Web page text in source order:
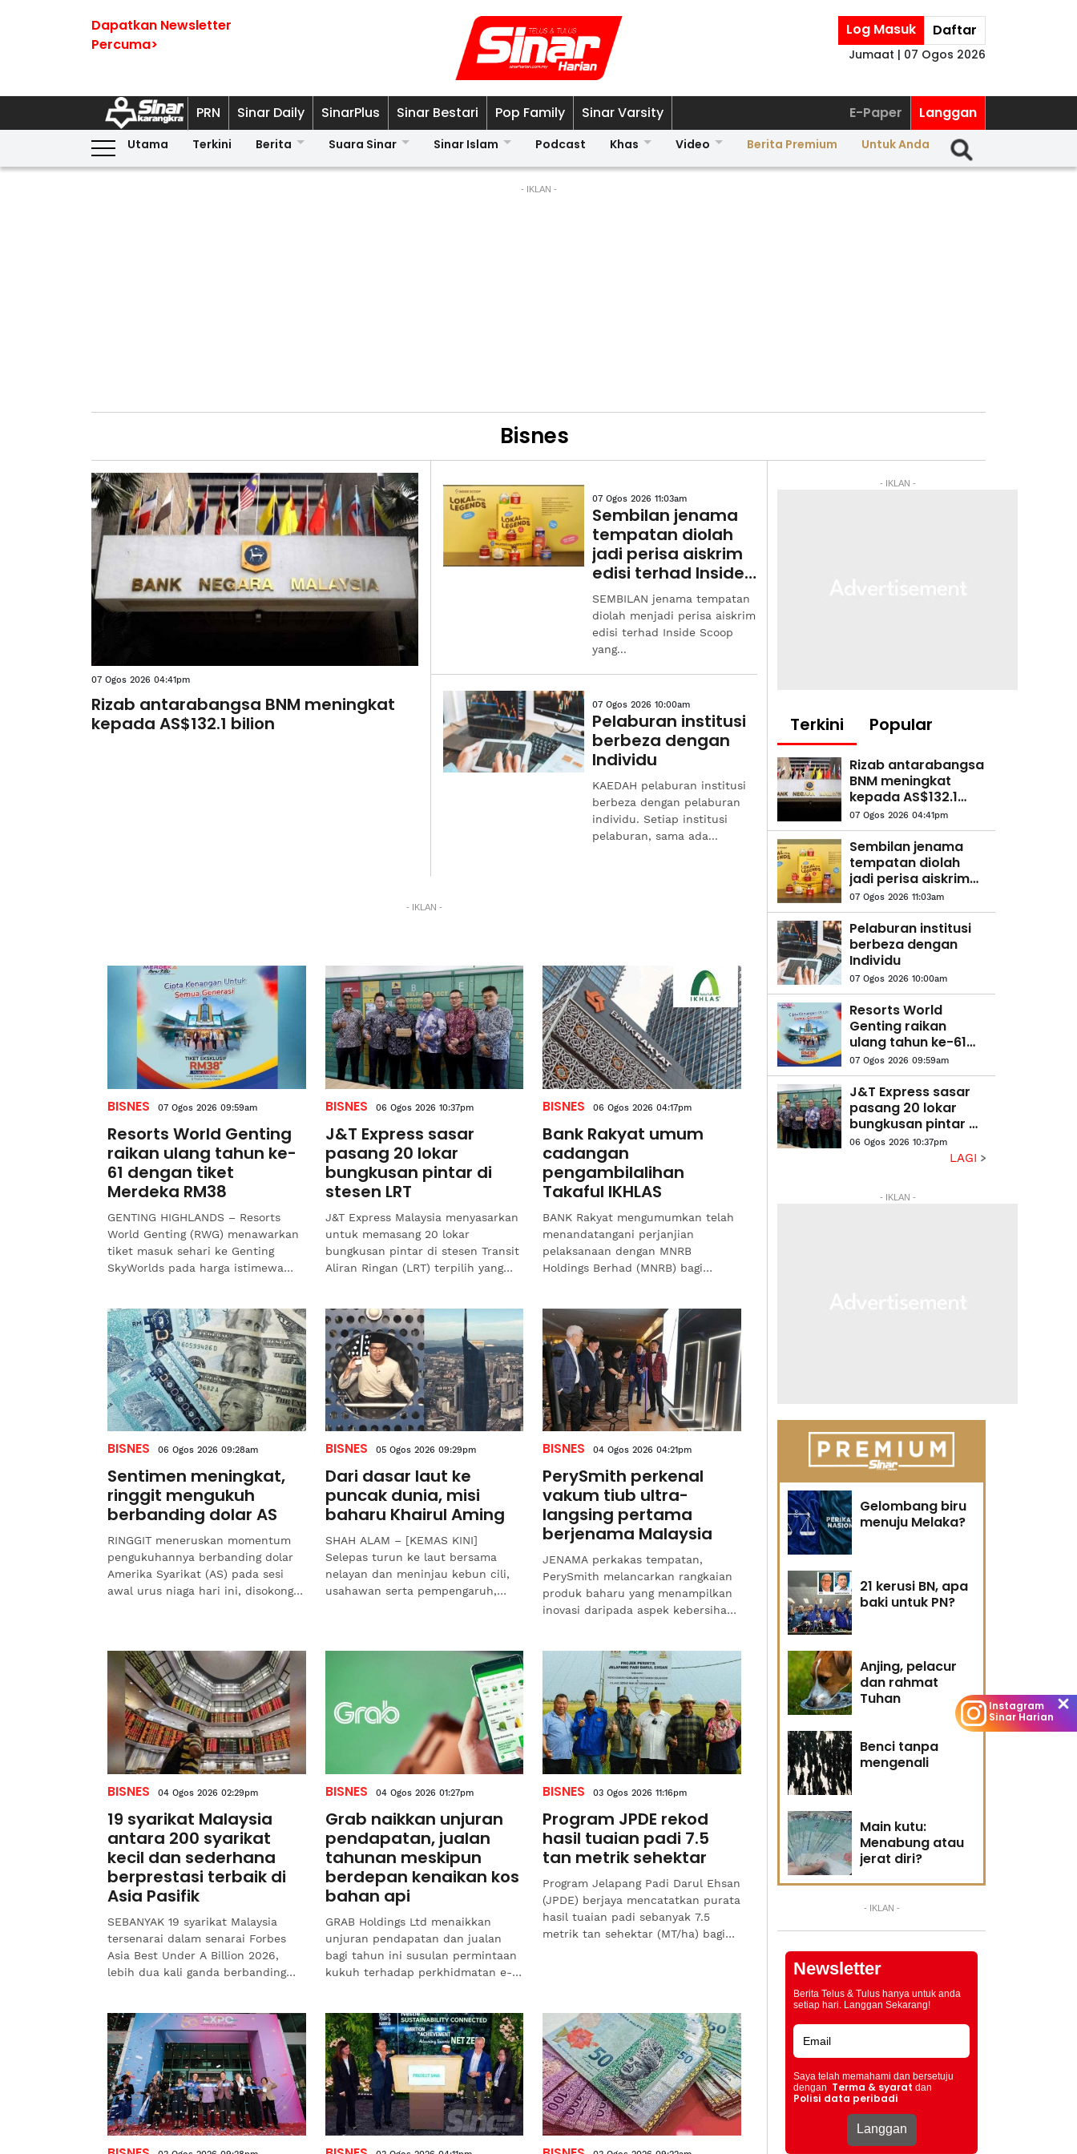
Dapatkan Newsletter
Percuma>
Log Masuk Daftar
Jumaat | 07 Ogos 2026
PRN Sinar Daily SinarPlus Sinar Bestari Pop Family Sinar Varsity E-Paper Langgan
Utama Terkini Berita Suara Sinar Sinar Islam Podcast Khas Video Berita Premium Untuk Anda
- IKLAN -
Bisnes
07 Ogos 2026 04:41pm
Rizab antarabangsa BNM meningkat
kepada AS$132.1 bilion
07 Ogos 2026 11:03am
Sembilan jenama
tempatan diolah
jadi perisa aiskrim
edisi terhad Inside
Scoop
SEMBILAN jenama tempatan
diolah menjadi perisa aiskrim
edisi terhad Inside Scoop
yang...
07 Ogos 2026 10:00am
Pelaburan institusi
berbeza dengan
Individu
KAEDAH pelaburan institusi
berbeza dengan pelaburan
individu. Setiap institusi
pelaburan, sama ada...
- IKLAN -
BISNES 07 Ogos 2026 09:59am
Resorts World Genting
raikan ulang tahun ke-
61 dengan tiket
Merdeka RM38
GENTING HIGHLANDS – Resorts
World Genting (RWG) menawarkan
tiket masuk sehari ke Genting
SkyWorlds pada harga istimewa
BISNES 06 Ogos 2026 10:37pm
J&T Express sasar
pasang 20 lokar
bungkusan pintar di
stesen LRT
J&T Express Malaysia menyasarkan
untuk memasang 20 lokar
bungkusan pintar di stesen Transit
Aliran Ringan (LRT) terpilih yang
BISNES 06 Ogos 2026 04:17pm
Bank Rakyat umum
cadangan
pengambilalihan
Takaful IKHLAS
BANK Rakyat mengumumkan telah
menandatangani perjanjian
pelaksanaan dengan MNRB
Holdings Berhad (MNRB) bagi
iaitu...
BISNES 06 Ogos 2026 09:28am
Sentimen meningkat,
ringgit mengukuh
berbanding dolar AS
RINGGIT meneruskan momentum
pengukuhannya berbanding dolar
Amerika Syarikat (AS) pada sesi
awal urus niaga hari ini, disokong
BISNES 05 Ogos 2026 09:29pm
Dari dasar laut ke
puncak dunia, misi
baharu Khairul Aming
SHAH ALAM – [KEMAS KINI]
Selepas turun ke laut bersama
nelayan dan meninjau kebun cili,
usahawan serta pempengaruh,
BISNES 04 Ogos 2026 04:21pm
PerySmith perkenal
vakum tiub ultra-
langsing pertama
berjenama Malaysia
JENAMA perkakas tempatan,
PerySmith melancarkan rangkaian
produk baharu yang menampilkan
inovasi daripada aspek kebersihan
BISNES 04 Ogos 2026 02:29pm
19 syarikat Malaysia
antara 200 syarikat
kecil dan sederhana
berprestasi terbaik di
Asia Pasifik
SEBANYAK 19 syarikat Malaysia
tersenarai dalam senarai Forbes
Asia Best Under A Billion 2026,
lebih dua kali ganda berbanding
BISNES 04 Ogos 2026 01:27pm
Grab naikkan unjuran
pendapatan, jualan
tahunan meskipun
berdepan kenaikan kos
bahan api
GRAB Holdings Ltd menaikkan
unjuran pendapatan dan jualan
bagi tahun ini susulan permintaan
kukuh terhadap perkhidmatan e-
BISNES 03 Ogos 2026 11:16pm
Program JPDE rekod
hasil tuaian padi 7.5
tan metrik sehektar
Program Jelapang Padi Darul Ehsan
(JPDE) berjaya mencatatkan purata
hasil tuaian padi sebanyak 7.5
metrik tan sehektar (MT/ha) bagi
- IKLAN -
Terkini Popular
Rizab antarabangsa
BNM meningkat
kepada AS$132.1
bilion
07 Ogos 2026 04:41pm
Sembilan jenama
tempatan diolah
jadi perisa aiskrim
edisi terhad Inside
Scoop
07 Ogos 2026 11:03am
Pelaburan institusi
berbeza dengan
Individu
07 Ogos 2026 10:00am
Resorts World
Genting raikan
ulang tahun ke-61
dengan tiket
Merdeka RM38
07 Ogos 2026 09:59am
J&T Express sasar
pasang 20 lokar
bungkusan pintar di
stesen LRT
06 Ogos 2026 10:37pm
LAGI
- IKLAN -
Gelombang biru
menuju Melaka?
21 kerusi BN, apa
baki untuk PN?
Anjing, pelacur
dan rahmat
Tuhan
Benci tanpa
mengenali
Main kutu:
Menabung atau
jerat diri?
- IKLAN -
Newsletter
Berita Telus & Tulus hanya untuk anda
setiap hari. Langgan Sekarang!
Saya telah memahami dan bersetuju
dengan Terma & syarat dan
Polisi data peribadi
Instagram
Sinar Harian